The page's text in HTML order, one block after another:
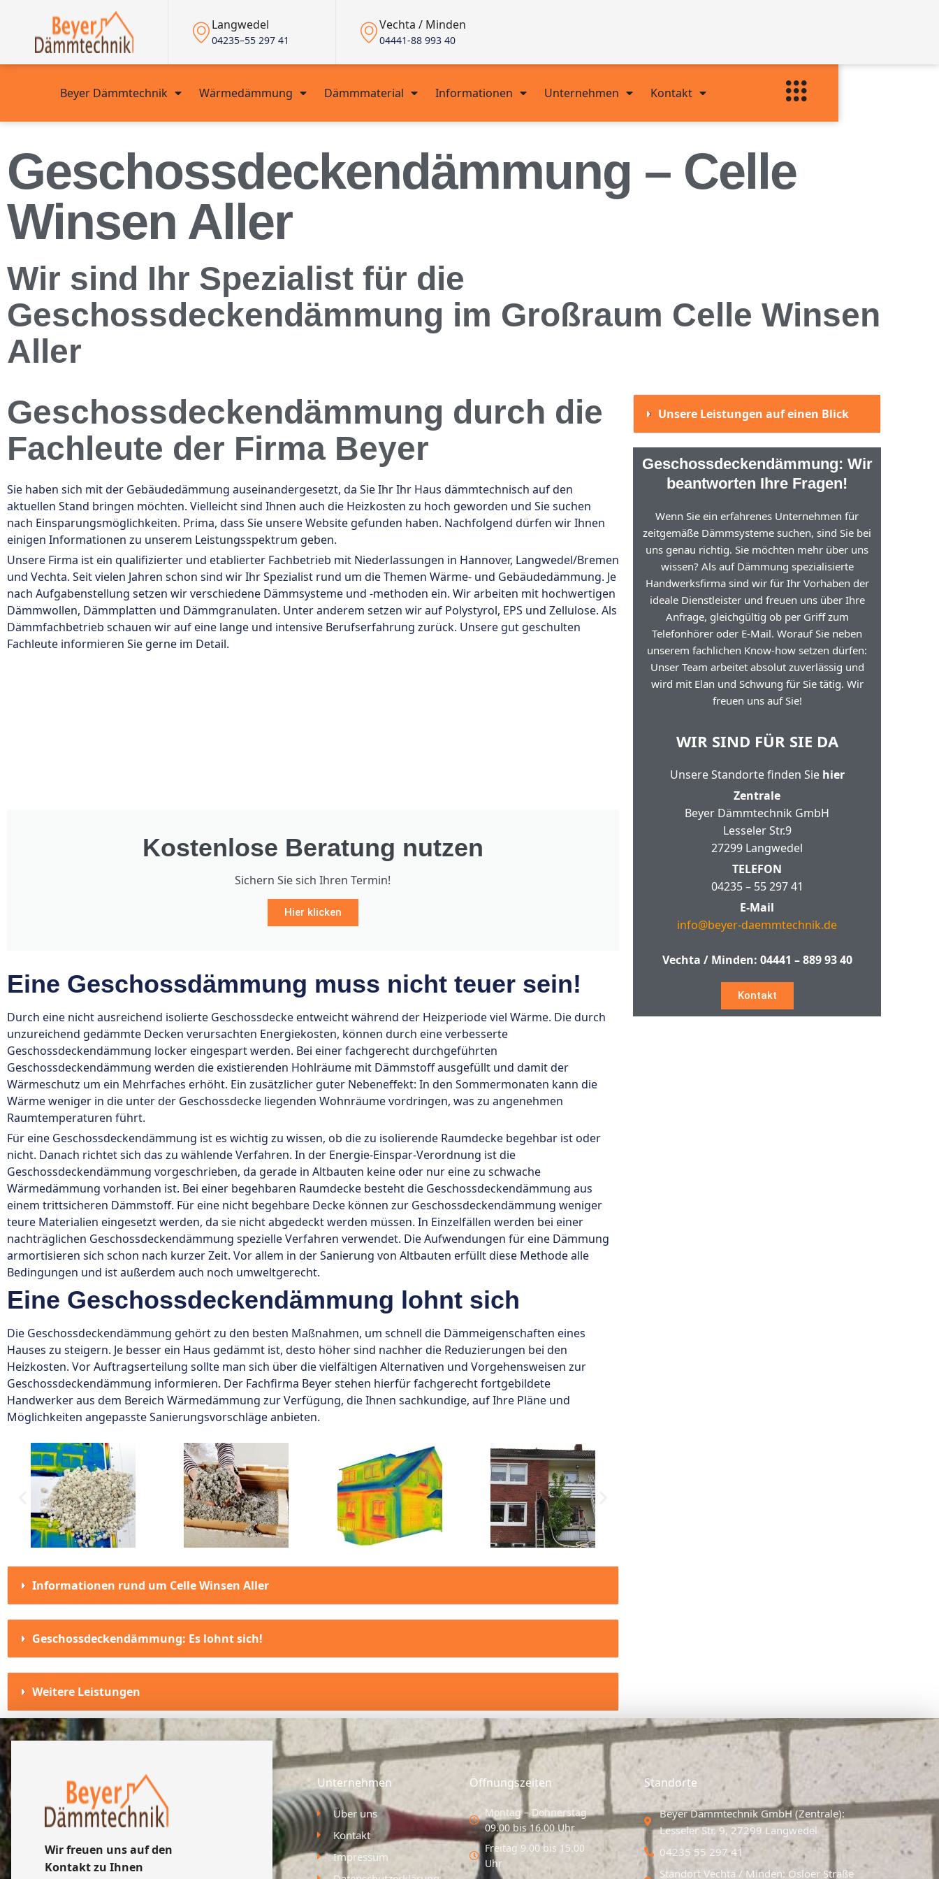
Langwedel
04235–55 297 41
Vechta / Minden
04441-88 993 40
Beyer Dämmtechnik Wärmedämmung Dämmmaterial Informationen Unternehmen Kontakt
Geschossdeckendämmung – Celle
Winsen Aller
Wir sind Ihr Spezialist für die
Geschossdeckendämmung im Großraum Celle Winsen
Aller
Geschossdeckendämmung durch die
Fachleute der Firma Beyer
Sie haben sich mit der Gebäudedämmung auseinandergesetzt, da Sie Ihr Ihr Haus dämmtechnisch auf den
aktuellen Stand bringen möchten. Vielleicht sind Ihnen auch die Heizkosten zu hoch geworden und Sie suchen
nach Einsparungsmöglichkeiten. Prima, dass Sie unsere Website gefunden haben. Nachfolgend dürfen wir Ihnen
einigen Informationen zu unserem Leistungsspektrum geben.
Unsere Firma ist ein qualifizierter und etablierter Fachbetrieb mit Niederlassungen in Hannover, Langwedel/Bremen
und Vechta. Seit vielen Jahren schon sind wir Ihr Spezialist rund um die Themen Wärme- und Gebäudedämmung. Je
nach Aufgabenstellung setzen wir verschiedene Dämmsysteme und -methoden ein. Wir arbeiten mit hochwertigen
Dämmwollen, Dämmplatten und Dämmgranulaten. Unter anderem setzen wir auf Polystyrol, EPS und Zellulose. Als
Dämmfachbetrieb schauen wir auf eine lange und intensive Berufserfahrung zurück. Unsere gut geschulten
Fachleute informieren Sie gerne im Detail.
Kostenlose Beratung nutzen
Sichern Sie sich Ihren Termin!
Hier klicken
Eine Geschossdämmung muss nicht teuer sein!
Durch eine nicht ausreichend isolierte Geschossdecke entweicht während der Heizperiode viel Wärme. Die durch
unzureichend gedämmte Decken verursachten Energiekosten, können durch eine verbesserte
Geschossdeckendämmung locker eingespart werden. Bei einer fachgerecht durchgeführten
Geschossdeckendämmung werden die existierenden Hohlräume mit Dämmstoff ausgefüllt und damit der
Wärmeschutz um ein Mehrfaches erhöht. Ein zusätzlicher guter Nebeneffekt: In den Sommermonaten kann die
Wärme weniger in die unter der Geschossdecke liegenden Wohnräume vordringen, was zu angenehmen
Raumtemperaturen führt.
Für eine Geschossdeckendämmung ist es wichtig zu wissen, ob die zu isolierende Raumdecke begehbar ist oder
nicht. Danach richtet sich das zu wählende Verfahren. In der Energie-Einspar-Verordnung ist die
Geschossdeckendämmung vorgeschrieben, da gerade in Altbauten keine oder nur eine zu schwache
Wärmedämmung vorhanden ist. Bei einer begehbaren Raumdecke besteht die Geschossdeckendämmung aus
einem trittsicheren Dämmstoff. Für eine nicht begehbare Decke können zur Geschossdeckendämmung weniger
teure Materialien eingesetzt werden, da sie nicht abgedeckt werden müssen. In Einzelfällen werden bei einer
nachträglichen Geschossdeckendämmung spezielle Verfahren verwendet. Die Aufwendungen für eine Dämmung
armortisieren sich schon nach kurzer Zeit. Vor allem in der Sanierung von Altbauten erfüllt diese Methode alle
Bedingungen und ist außerdem auch noch umweltgerecht.
Eine Geschossdeckendämmung lohnt sich
Die Geschossdeckendämmung gehört zu den besten Maßnahmen, um schnell die Dämmeigenschaften eines
Hauses zu steigern. Je besser ein Haus gedämmt ist, desto höher sind nachher die Reduzierungen bei den
Heizkosten. Vor Auftragserteilung sollte man sich über die vielfältigen Alternativen und Vorgehensweisen zur
Geschossdeckendämmung informieren. Der Fachfirma Beyer stehen hierfür fachgerecht fortgebildete
Handwerker aus dem Bereich Wärmedämmung zur Verfügung, die Ihnen sachkundige, auf Ihre Pläne und
Möglichkeiten angepasste Sanierungsvorschläge anbieten.
Informationen rund um Celle Winsen Aller
Geschossdeckendämmung: Es lohnt sich!
Weitere Leistungen
Unsere Leistungen auf einen Blick
Geschossdeckendämmung: Wir
beantworten Ihre Fragen!
Wenn Sie ein erfahrenes Unternehmen für
zeitgemäße Dämmsysteme suchen, sind Sie bei
uns genau richtig. Sie möchten mehr über uns
wissen? Als auf Dämmung spezialisierte
Handwerksfirma sind wir für Ihr Vorhaben der
ideale Dienstleister und freuen uns über Ihre
Anfrage, gleichgültig ob per Griff zum
Telefonhörer oder E-Mail. Worauf Sie neben
unserem fachlichen Know-how setzen dürfen:
Unser Team arbeitet absolut zuverlässig und
wird mit Elan und Schwung für Sie tätig. Wir
freuen uns auf Sie!
WIR SIND FÜR SIE DA
Unsere Standorte finden Sie hier
Zentrale
Beyer Dämmtechnik GmbH
Lesseler Str.9
27299 Langwedel
TELEFON
04235 – 55 297 41
E-Mail
info@beyer-daemmtechnik.de
Vechta / Minden: 04441 – 889 93 40
Kontakt
Wir freuen uns auf den
Kontakt zu Ihnen
Unternehmen
Über uns
Kontakt
Impressum
Öffnungszeiten
Montag – Donnerstag
09.00 bis 16.00 Uhr
Freitag 9.00 bis 15.00
Uhr
Standorte
Beyer Dämmtechnik GmbH (Zentrale):
Lesseler Str. 9, 27299 Langwedel
04235 55 297 41
Standort Vechta / Minden: Osloer Straße